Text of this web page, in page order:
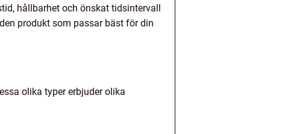
hållbarhet och önskat tidsintervall
produkt som passar bäst för din
olika typer erbjuder olika